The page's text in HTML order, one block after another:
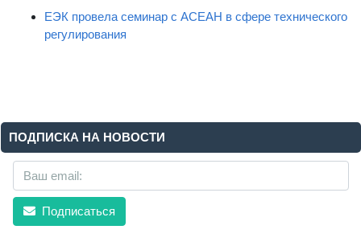
ЕЭК провела семинар с АСЕАН в сфере технического
регулирования
ПОДПИСКА НА НОВОСТИ
Подписаться